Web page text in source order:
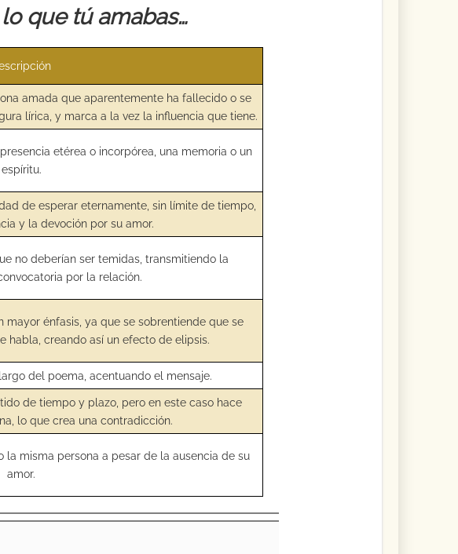
que tú amabas…
amada que aparentemente ha fallecido o se
lírica, y marca a la vez la influencia que tiene.
etérea o incorpórea, una memoria o un
espíritu.
de esperar eternamente, sin límite de tiempo,
y la devoción por su amor.
no deberían ser temidas, transmitiendo la
por la relación.
mayor énfasis, ya que se sobrentiende que se
habla, creando así un efecto de elipsis.
del poema, acentuando el mensaje.
de tiempo y plazo, pero en este caso hace
lo que crea una contradicción.
la misma persona a pesar de la ausencia de su
amor.